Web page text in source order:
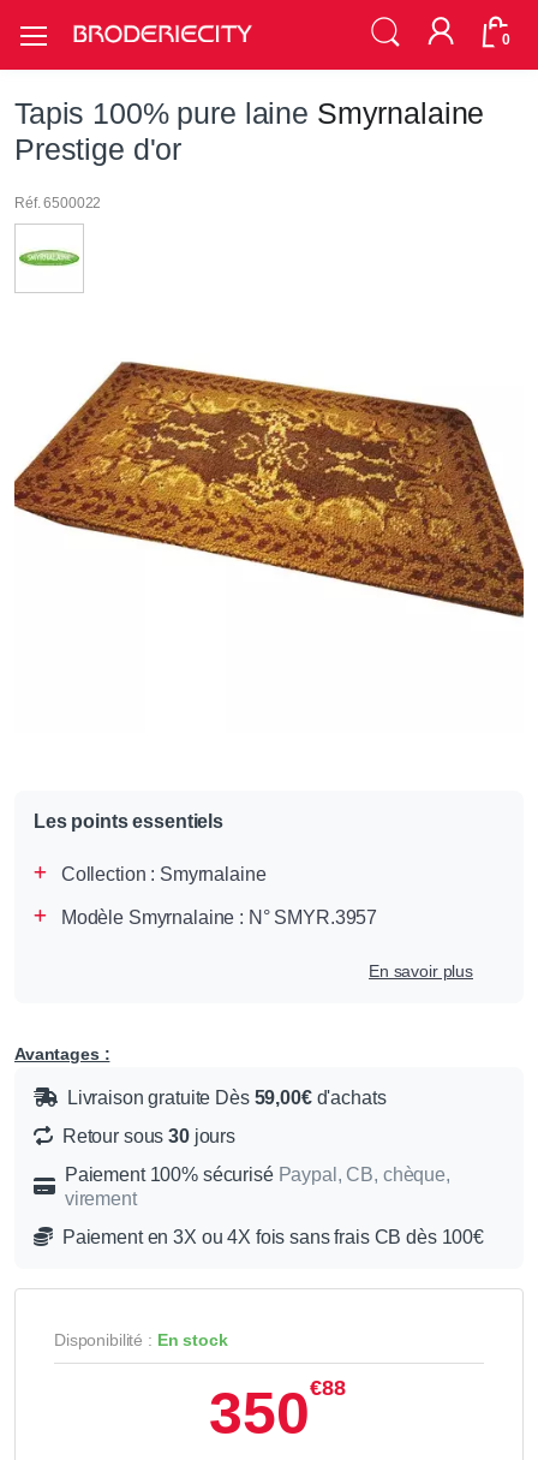
0
Tapis 100% pure laine Smyrnalaine
Prestige d'or
Réf. 6500022
Les points essentiels
Collection : Smyrnalaine
Modèle Smyrnalaine : N° SMYR.3957
En savoir plus
Avantages :
Livraison gratuite Dès 59,00€d'achats
Retour sous30jours
Paiement 100% sécurisé Paypal, CB, chèque,
virement
Paiement en 3X ou 4X fois sans frais CB dès 100€
Disponibilité : En stock
350€88